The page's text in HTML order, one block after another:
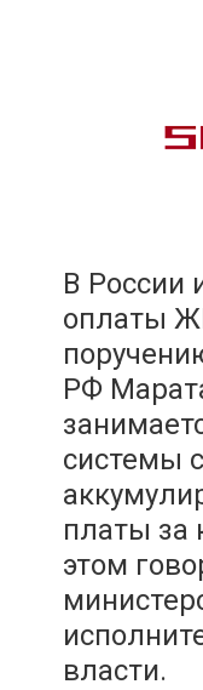
В России
оплаты
РФ
системы
платы за
этом
власти.